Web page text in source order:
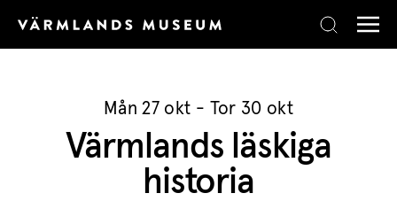
Mån 27 okt - Tor 30 okt
Värmlands läskiga
historia